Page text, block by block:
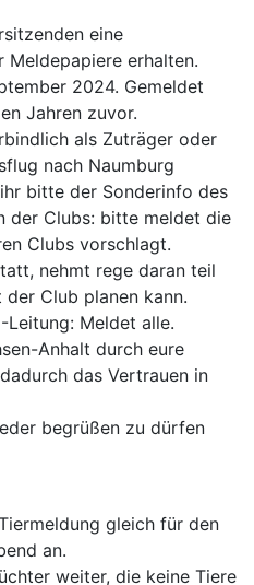
eine
Meldepapiere erhalten.
2024. Gemeldet
Jahren zuvor.
als Zuträger oder
nach Naumburg
bitte der Sonderinfo des
der Clubs: bitte meldet die
Clubs vorschlagt.
nehmt rege daran teil
Club planen kann.
Leitung: Meldet alle.
Anhalt durch eure
das Vertrauen in
begrüßen zu dürfen
gleich für den
an.
weiter, die keine Tiere